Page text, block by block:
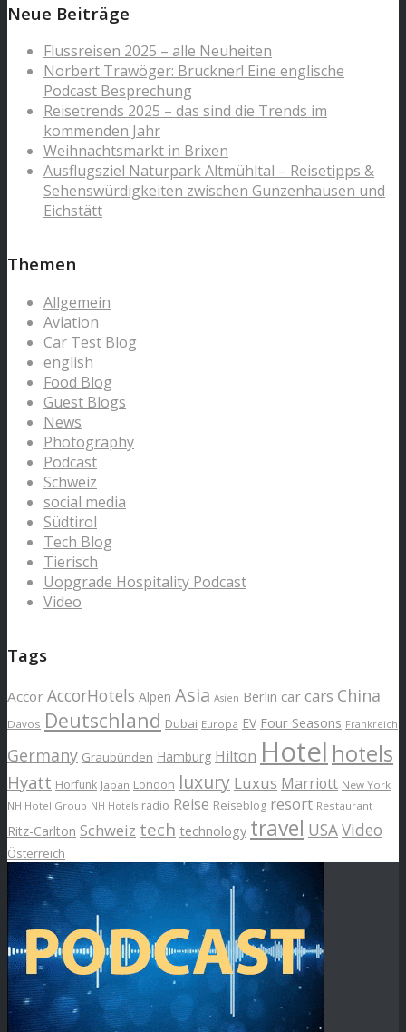
Neue Beiträge
Flussreisen 2025 – alle Neuheiten
Norbert Trawöger: Bruckner! Eine englische
Podcast Besprechung
Reisetrends 2025 – das sind die Trends im
kommenden Jahr
Weihnachtsmarkt in Brixen
Ausflugsziel Naturpark Altmühltal – Reisetipps &
Sehenswürdigkeiten zwischen Gunzenhausen und
Eichstätt
Themen
Allgemein
Aviation
Car Test Blog
english
Food Blog
Guest Blogs
News
Photography
Podcast
Schweiz
social media
Südtirol
Tech Blog
Tierisch
Uopgrade Hospitality Podcast
Video
Tags
Accor AccorHotels Alpen Asia Asien Berlin car cars China
Davos Deutschland Dubai Europa EV Four Seasons Frankreich
Germany Graubünden Hamburg Hilton Hotel hotels
Hyatt Hörfunk Japan London luxury Luxus Marriott New York
NH Hotel Group NH Hotels radio Reise Reiseblog resort Restaurant
Ritz-Carlton Schweiz tech technology travel USAVideo
Österreich